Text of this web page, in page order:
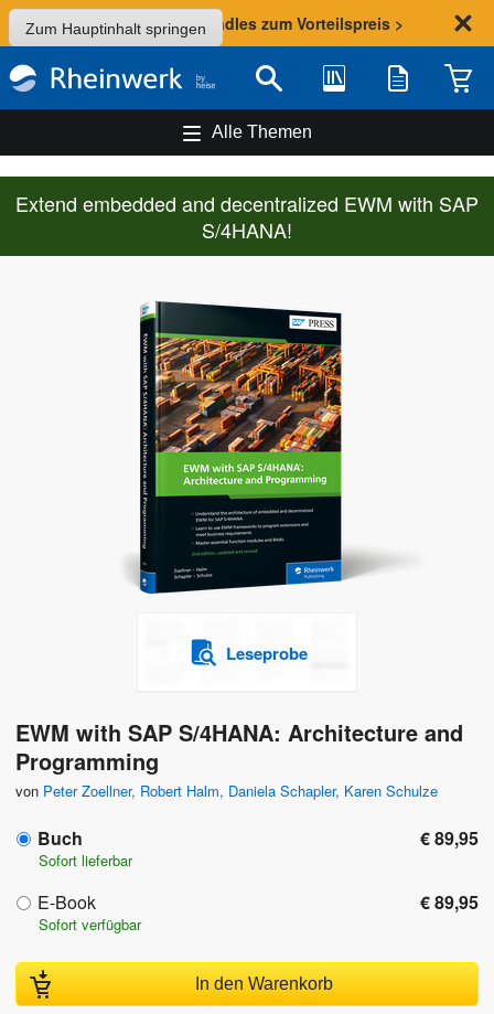
Zum Hauptinhalt springen
Sommer-Aktion: Bundles zum Vorteilspreis >
Suche Bibliothek Merkliste
Alle Themen
Extend embedded and decentralized EWM with SAP
S/4HANA!
Leseprobe
EWM with SAP S/4HANA: Architecture and
Programming
von Peter Zoellner, Robert Halm, Daniela Schapler, Karen Schulze
Buch € 89,95
Sofort lieferbar
E-Book € 89,95
Sofort verfügbar
In den Warenkorb